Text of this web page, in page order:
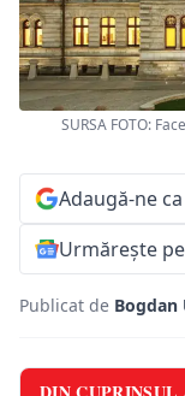
SURSA FOTO:
Adaugă-ne
Urmărește
Publicat de Bogdan